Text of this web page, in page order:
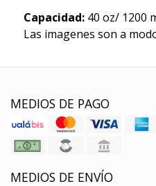
Capacidad: 40 oz/ 1200
Las imagenes son a
MEDIOS DE PAGO
MEDIOS DE ENVÍO